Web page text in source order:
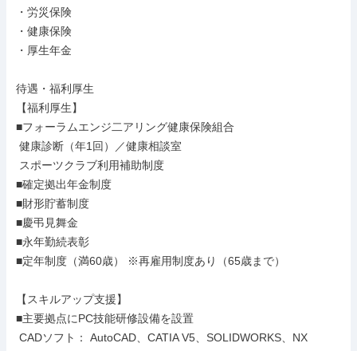
・労災保険
・健康保険
・厚生年金
待遇・福利厚生
【福利厚生】
■フォーラムエンジ二アリング健康保険組合
■確定拠出年金制度
■財形貯蓄制度
■慶弔見舞金
■永年勤続表彰
■定年制度（満60歳） ※再雇用制度あり（65歳まで）
【スキルアップ支援】
■主要拠点にPC技能研修設備を設置